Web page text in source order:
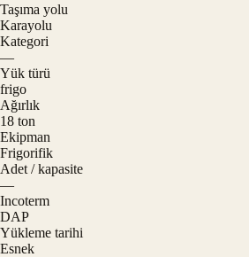
Taşıma yolu
Karayolu
Kategori
—
Yük türü
frigo
Ağırlık
18 ton
Ekipman
Frigorifik
Adet / kapasite
—
Incoterm
DAP
Yükleme tarihi
Esnek